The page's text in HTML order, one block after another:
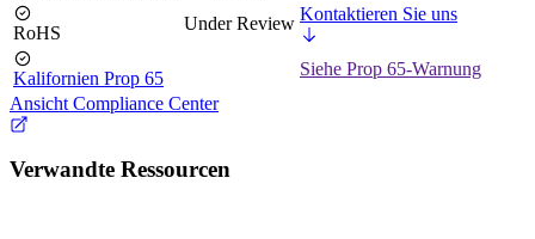
RoHS Under Review Kontaktieren Sie uns
Kalifornien Prop 65
Siehe Prop 65-Warnung
Ansicht Compliance Center
Verwandte Ressourcen